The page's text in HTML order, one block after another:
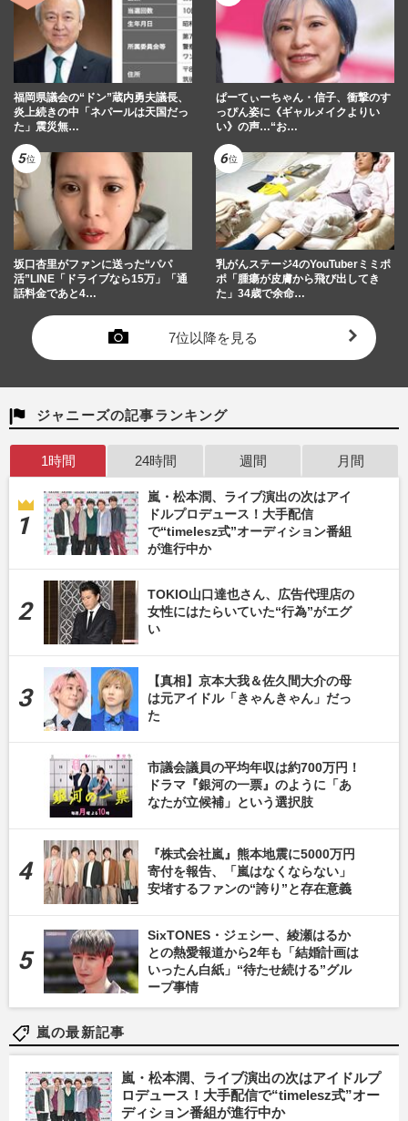
福岡県議会の“ドン”蔵内勇夫議長、
炎上続きの中「ネパールは天国だっ
た」震災無…
ぱーてぃーちゃん・信子、衝撃のす
っぴん姿に《ギャルメイクよりい
い》の声…“お…
坂口杏里がファンに送った“パパ
活”LINE「ドライブなら15万」「通
話料金であと4…
乳がんステージ4のYouTuberミミポ
ポ「腫瘍が皮膚から飛び出してき
た」34歳で余命…
7位以降を見る
ジャニーズの記事ランキング
1時間 24時間 週間 月間
嵐・松本潤、ライブ演出の次はアイ
ドルプロデュース！大手配信
で“timelesz式”オーディション番組
が進行中か
TOKIO山口達也さん、広告代理店の
女性にはたらいていた“行為”がエグ
い
【真相】京本大我＆佐久間大介の母
は元アイドル「きゃんきゃん」だっ
た
市議会議員の平均年収は約700万円！
ドラマ『銀河の一票』のように「あ
なたが立候補」という選択肢
『株式会社嵐』熊本地震に5000万円
寄付を報告、「嵐はなくならない」
安堵するファンの“誇り”と存在意義
SixTONES・ジェシー、綾瀬はるか
との熱愛報道から2年も「結婚計画は
いったん白紙」“待たせ続ける”グル
ープ事情
嵐の最新記事
嵐・松本潤、ライブ演出の次はアイドルプ
ロデュース！大手配信で“timelesz式”オー
ディション番組が進行中か